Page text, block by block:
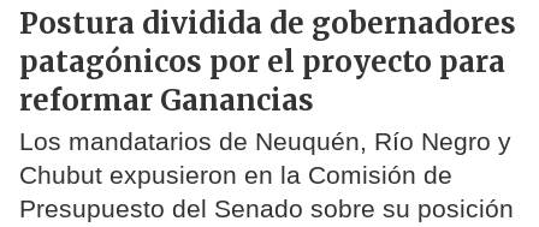
Postura dividida de gobernadores
patagónicos por el proyecto para
reformar Ganancias
Los mandatarios de Neuquén, Río Negro y
Chubut expusieron en la Comisión de
Presupuesto del Senado sobre su posición